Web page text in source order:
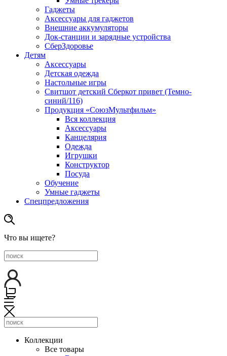
Гаджеты
Аксессуары для гаджетов
Внешние аккумуляторы
Док-станции и зарядные устройства
СберЗдоровье
Детям
Аксессуары
Детская одежда
Настольные игры
Свитшот детский Сберкот привет (Темно-
синий/116)
Продукция «СоюзМультфильм»
Вся коллекция
Аксессуары
Канцелярия
Одежда
Игрушки
Конструктор
Посуда
Обучение
Умные гаджеты
Спецпредложения
Что вы ищете?
Коллекции
Все товары